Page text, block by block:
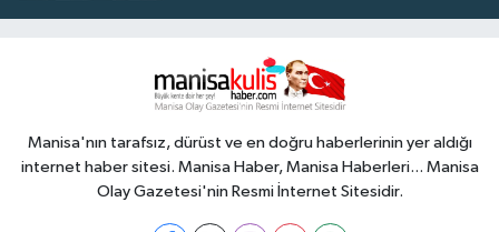
Manisa'nın tarafsız, dürüst ve en doğru haberlerinin yer aldığı
internet haber sitesi. Manisa Haber, Manisa Haberleri... Manisa
Olay Gazetesi'nin Resmi İnternet Sitesidir.